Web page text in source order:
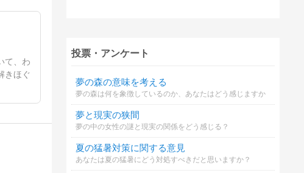
て、わ
きほぐ
投票・アンケート
夢の森の意味を考える
夢の森は何を象徴しているのか、あなたはどう感じますか
夢と現実の狭間
夢の中の女性の謎と現実の関係をどう感じる？
夏の猛暑対策に関する意見
あなたは夏の猛暑にどう対処すべきだと思いますか？